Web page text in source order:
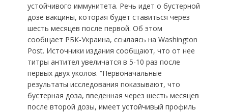
устойчивого иммунитета. Речь идет о бустерной
дозе вакцины, которая будет ставиться через
шесть месяцев после первой. Об этом
сообщает РБК-Украина, ссылаясь на Washington
Post. Источники издания сообщают, что от нее
титры антител увеличатся в 5-10 раз после
первых двух уколов. “Первоначальные
результаты исследования показывают, что
бустерная доза, введенная через шесть месяцев
после второй дозы, имеет устойчивый профиль